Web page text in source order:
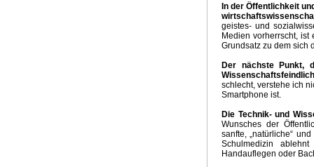
In der Öffentlichkeit
geistes- und
Medien vorherrscht, ist
Grundsatz zu dem sich
Der nächste Punkt,
schlecht, verstehe ich
Smartphone ist.
Die Technik- und
Wunsches der
sanfte, „natürliche“
Schulmedizin
Handauflegen oder